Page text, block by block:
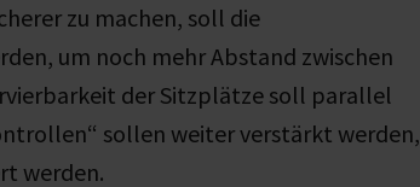
zu machen, soll die
um noch mehr Abstand zwischen
der Sitzplätze soll parallel
sollen weiter verstärkt werden,
werden.